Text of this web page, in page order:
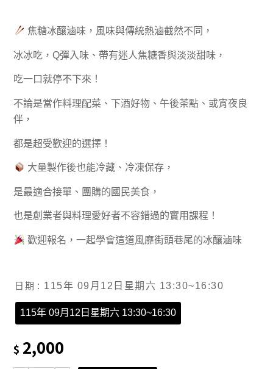
焦糖冰釀滷味，風味與傳統熱滷截然不同，
冰冰吃，Q彈入味、帶有迷人焦糖香與淡淡甜味，
吃一口就停不下來！
不論是當作料理配菜、下酒好物、午後茶點、或宵夜良
伴，
都是超受歡迎的選擇！
大量製作後也能冷藏、冷凍保存，
是最適合接單、團購的國民美食，
也是創業者與料理愛好者不容錯過的實用課程！
歡迎報名，一起學會這道風靡街頭巷尾的冰釀滷味
日期 : 115年 09月12日星期六 13:30~16:30
115年 09月12日星期六 13:30~16:30
$ 2,000